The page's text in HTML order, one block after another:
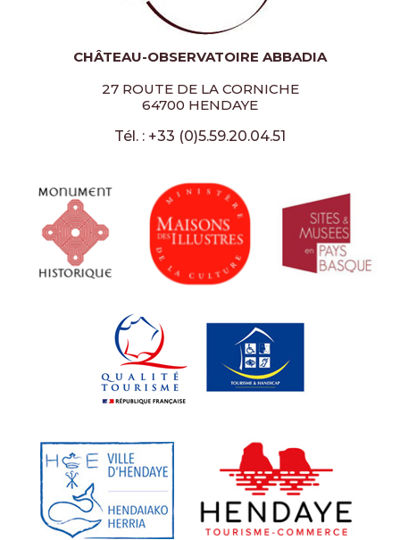
CHÂTEAU-OBSERVATOIRE ABBADIA
27 ROUTE DE LA CORNICHE
64700 HENDAYE
Tél. : +33 (0)5.59.20.04.51